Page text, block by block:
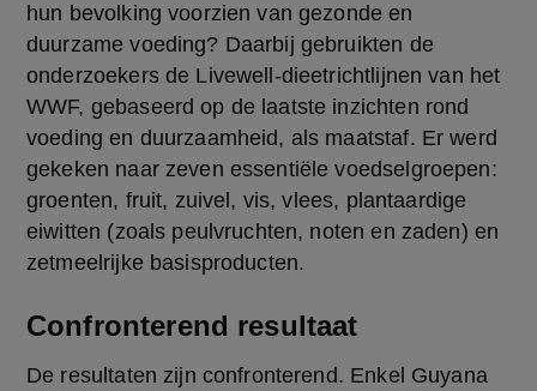
hun bevolking voorzien van gezonde en
duurzame voeding? Daarbij gebruikten de
onderzoekers de Livewell-dieetrichtlijnen van het
WWF, gebaseerd op de laatste inzichten rond
voeding en duurzaamheid, als maatstaf. Er werd
gekeken naar zeven essentiële voedselgroepen:
groenten, fruit, zuivel, vis, vlees, plantaardige
eiwitten (zoals peulvruchten, noten en zaden) en
zetmeelrijke basisproducten.
Confronterend resultaat
De resultaten zijn confronterend. Enkel Guyana